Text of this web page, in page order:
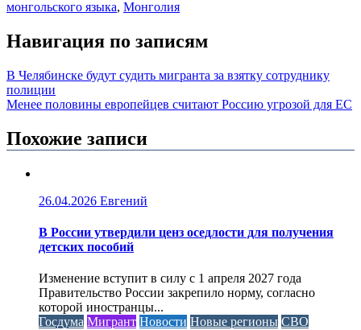
монгольского языка, Монголия
Навигация по записям
В Челябинске будут судить мигранта за взятку сотруднику
полиции
Менее половины европейцев считают Россию угрозой для ЕС
Похожие записи
26.04.2026 Евгений
В России утвердили ценз оседлости для получения
детских пособий
Изменение вступит в силу с 1 апреля 2027 года
Правительство России закрепило норму, согласно
которой иностранцы...
Госдума Мигрант Новости Новые регионы СВО